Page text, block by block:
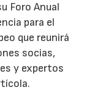
Foro Anual
para el
que reunirá
socias,
y expertos